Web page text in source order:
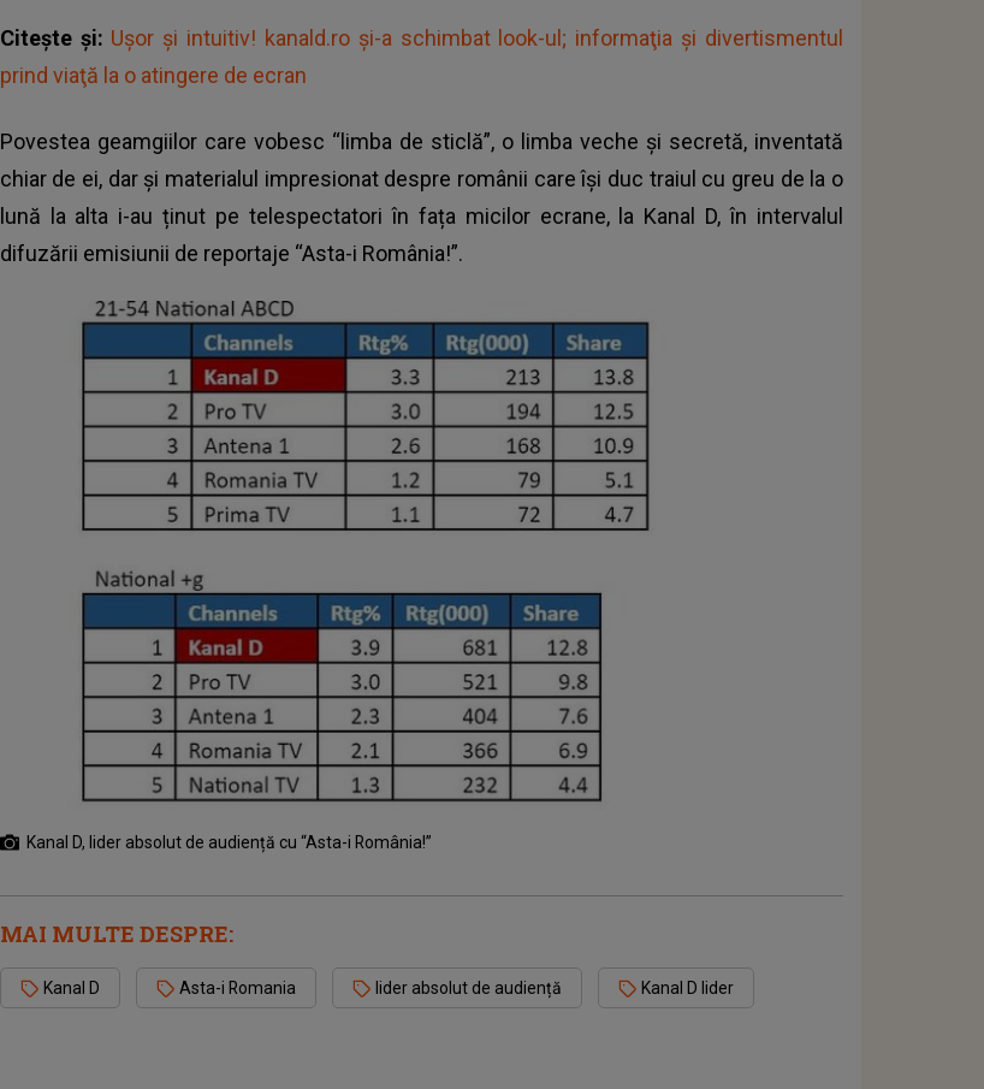
Citește și: Uşor şi intuitiv! kanald.ro şi-a schimbat look-ul; informaţia şi divertismentul
prind viaţă la o atingere de ecran
Povestea geamgiilor care vobesc “limba de sticlă”, o limba veche și secretă, inventată
chiar de ei, dar și materialul impresionat despre românii care își duc traiul cu greu de la o
lună la alta i-au ținut pe telespectatori în fața micilor ecrane, la Kanal D, în intervalul
difuzării emisiunii de reportaje “Asta-i România!”.
Kanal D, lider absolut de audiență cu “Asta-i România!”
MAI MULTE DESPRE:
Kanal D Asta-i Romania lider absolut de audiență Kanal D lider